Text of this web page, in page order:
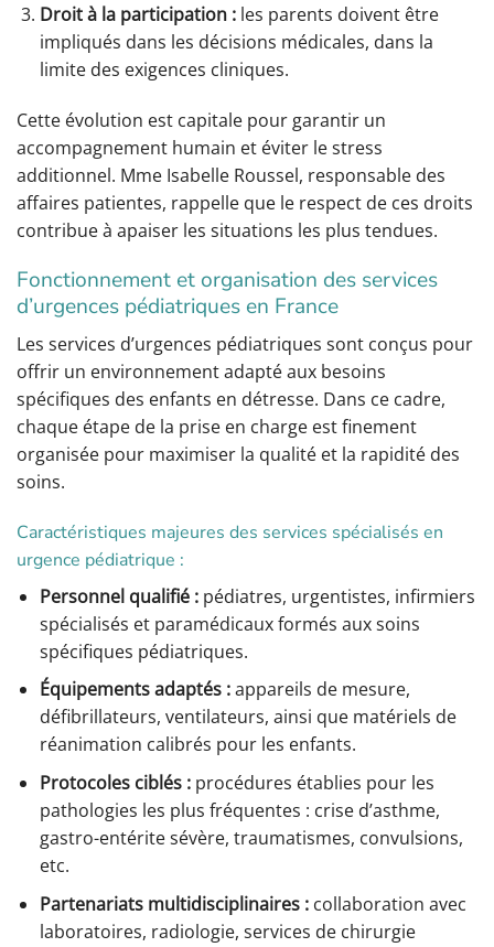
Droit à la participation :les parents doivent être
impliqués dans les décisions médicales, dans la
limite des exigences cliniques.
Cette évolution est capitale pour garantir un
accompagnement humain et éviter le stress
additionnel. Mme Isabelle Roussel, responsable des
affaires patientes, rappelle que le respect de ces droits
contribue à apaiser les situations les plus tendues.
Fonctionnement et organisation des services
d’urgences pédiatriques en France
Les services d’urgences pédiatriques sont conçus pour
offrir un environnement adapté aux besoins
spécifiques des enfants en détresse. Dans ce cadre,
chaque étape de la prise en charge est finement
organisée pour maximiser la qualité et la rapidité des
soins.
Caractéristiques majeures des services spécialisés en
urgence pédiatrique :
Personnel qualifié :pédiatres, urgentistes, infirmiers
spécialisés et paramédicaux formés aux soins
spécifiques pédiatriques.
Équipements adaptés :appareils de mesure,
défibrillateurs, ventilateurs, ainsi que matériels de
réanimation calibrés pour les enfants.
Protocoles ciblés :procédures établies pour les
pathologies les plus fréquentes : crise d’asthme,
gastro-entérite sévère, traumatismes, convulsions,
etc.
Partenariats multidisciplinaires :collaboration avec
laboratoires, radiologie, services de chirurgie